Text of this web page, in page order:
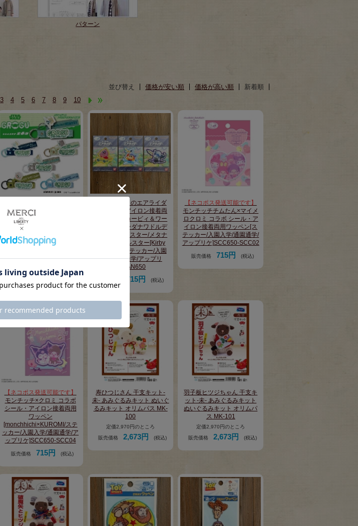
パターン
並び替え 価格が安い順 価格が高い順
新着順
3 4 5 6 7 8 9 10
GROGU グローグー 刺繍タ
グキーホルダー 全6種コンプ
リートセット[STAR WARS
キーホルダー/バッグチャー
星のカービィのエアライダ
ー シール・アイロン接着両
用ワッペン カービィ＆ワー
プスター/バンダナワドルデ
ィ＆ウィングスター/メタナ
イト＆デビルスター[Kirby
Air Riders/ステッカー/入園
入学/通園通学/アップリ
ケ]BAN650
715円 (税込)
【ネコポス発送可能です】
モンチッチチムたん×マイメ
ロクロミ コラボ シール・ア
イロン接着両用ワッペン[ス
テッカー/入園入学/通園通学/
アップリケ]SCC650-SCC02
販売価格 715円 (税込)
【ネコポス発送可能です】
モンチッチ×クロミ コラボ
シール・アイロン接着両用
ワッペン
[monchhichi×KUROMI/ステ
ッカー/入園入学/通園通学/ア
ップリケ]SCC650-SCC04
販売価格 715円 (税込)
寿ひつじさん 干支キット-
未- あみぐるみキット ぬいぐ
るみキット オリムパス MK-
100
定価2,970円のところ
販売価格
2,673円 (税込)
羽子板ヒツジちゃん 干支キ
ット-未- あみぐるみキット
ぬいぐるみキット オリムパ
ス MK-101
定価2,970円のところ
販売価格
2,673円 (税込)